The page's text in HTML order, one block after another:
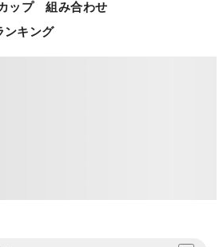
ップ 組み合わせ
ンキング